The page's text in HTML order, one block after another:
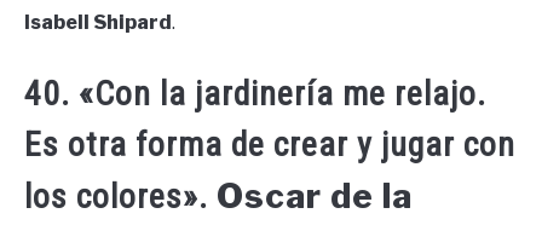
Isabell Shipard.
40. «Con la jardinería me relajo.
Es otra forma de crear y jugar con
los colores». Oscar de la